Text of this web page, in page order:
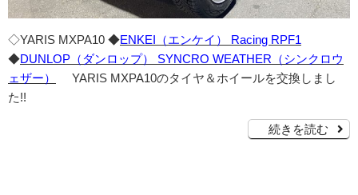
◇YARIS MXPA10 ◆ENKEI（エンケイ） Racing RPF1
◆DUNLOP（ダンロップ） SYNCRO WEATHER（シンクロウ
ェザー）
YARIS MXPA10のタイヤ＆ホイールを交換しまし
た!!
続きを読む